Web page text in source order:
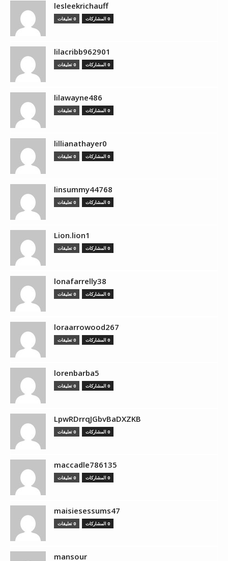
lesleekrichauff
0 المشاركات 0 تعليقات
lilacribb962901
0 المشاركات 0 تعليقات
lilawayne486
0 المشاركات 0 تعليقات
lillianathayer0
0 المشاركات 0 تعليقات
linsummy44768
0 المشاركات 0 تعليقات
Lion.lion1
0 المشاركات 0 تعليقات
lonafarrelly38
0 المشاركات 0 تعليقات
loraarrowood267
0 المشاركات 0 تعليقات
lorenbarba5
0 المشاركات 0 تعليقات
LpwRDrrqJGbvBaDXZKB
0 المشاركات 0 تعليقات
maccadle786135
0 المشاركات 0 تعليقات
maisiesessums47
0 المشاركات 0 تعليقات
mansour